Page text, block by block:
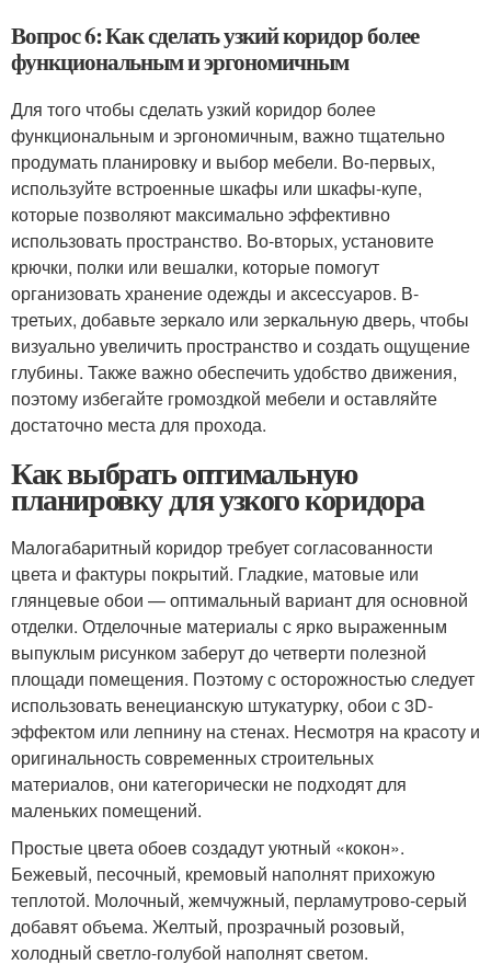
Вопрос 6: Как сделать узкий коридор более
функциональным и эргономичным
Для того чтобы сделать узкий коридор более
функциональным и эргономичным, важно тщательно
продумать планировку и выбор мебели. Во-первых,
используйте встроенные шкафы или шкафы-купе,
которые позволяют максимально эффективно
использовать пространство. Во-вторых, установите
крючки, полки или вешалки, которые помогут
организовать хранение одежды и аксессуаров. В-
третьих, добавьте зеркало или зеркальную дверь, чтобы
визуально увеличить пространство и создать ощущение
глубины. Также важно обеспечить удобство движения,
поэтому избегайте громоздкой мебели и оставляйте
достаточно места для прохода.
Как выбрать оптимальную
планировку для узкого коридора
Малогабаритный коридор требует согласованности
цвета и фактуры покрытий. Гладкие, матовые или
глянцевые обои — оптимальный вариант для основной
отделки. Отделочные материалы с ярко выраженным
выпуклым рисунком заберут до четверти полезной
площади помещения. Поэтому с осторожностью следует
использовать венецианскую штукатурку, обои с 3D-
эффектом или лепнину на стенах. Несмотря на красоту и
оригинальность современных строительных
материалов, они категорически не подходят для
маленьких помещений.
Простые цвета обоев создадут уютный «кокон».
Бежевый, песочный, кремовый наполнят прихожую
теплотой. Молочный, жемчужный, перламутрово-серый
добавят объема. Желтый, прозрачный розовый,
холодный светло-голубой наполнят светом.